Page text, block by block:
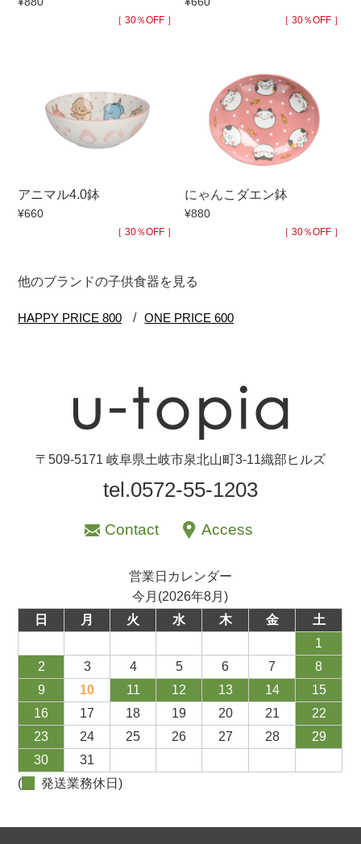
［ 30％OFF ］ ［ 30％OFF ］
アニマル4.0鉢
¥660
［ 30％OFF ］
にゃんこダエン鉢
¥880
［ 30％OFF ］
他のブランドの子供食器を見る
〒509-5171 岐阜県土岐市泉北山町3-11織部ヒルズ
tel.0572-55-1203
Contact Access
営業日カレンダー
今月(2026年8月)
日
月 火 水 木 金
土
1
2
3 4 5 6 7
8
9
10 11 12 13 14
15
16
17 18 19 20 21
22
23
24 25 26 27 28
29
30
31
(
発送業務休日)